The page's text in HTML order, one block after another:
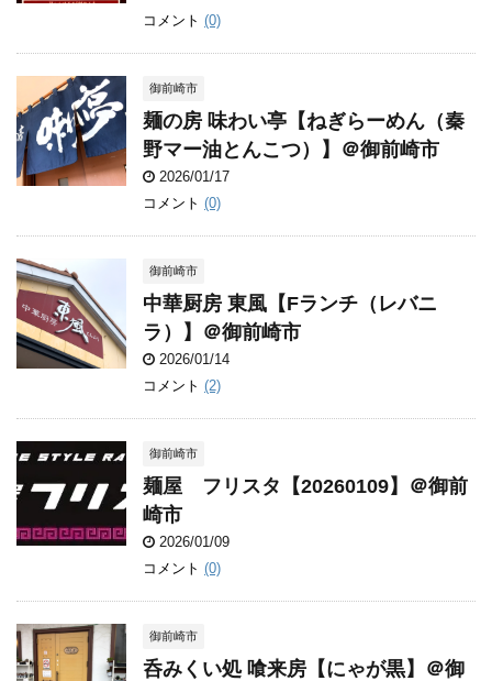
コメント (0)
御前崎市
麺の房 味わい亭【ねぎらーめん（秦
野マー油とんこつ）】＠御前崎市
2026/01/17
コメント (0)
御前崎市
中華厨房 東風【Fランチ（レバニ
ラ）】＠御前崎市
2026/01/14
コメント (2)
御前崎市
麺屋 フリスタ【20260109】＠御前
崎市
2026/01/09
コメント (0)
御前崎市
呑みくい処 喰来房【にゃが黒】＠御